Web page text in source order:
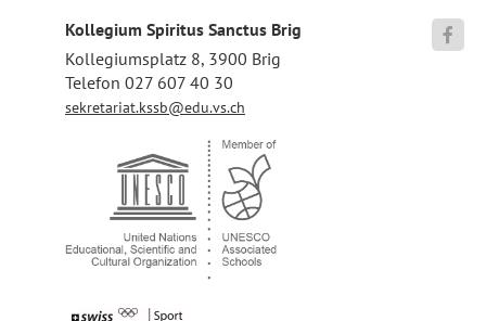
Kollegium Spiritus Sanctus Brig
Kollegiumsplatz 8, 3900 Brig
Telefon 027 607 40 30
sekretariat.kssb@edu.vs.ch
